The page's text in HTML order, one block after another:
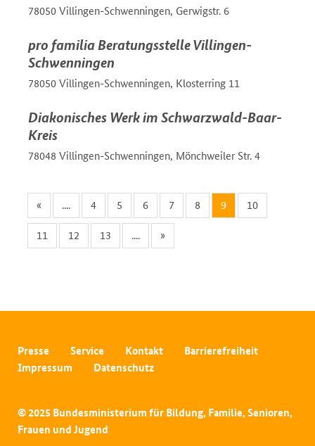
78050 Villingen-Schwenningen, Gerwigstr. 6
pro familia Beratungsstelle Villingen-
Schwenningen
78050 Villingen-Schwenningen, Klosterring 11
Diakonisches Werk im Schwarzwald-Baar-
Kreis
78048 Villingen-Schwenningen, Mönchweiler Str. 4
« .... 4 5 6 7 8 9 10
11 12 13 .... »
Presse Service Kontakt
Barrierefreiheit
Impressum
Datenschutz
© 2025 Bundesministerium für Bildung, Familie, Senioren,
Frauen und Jugend